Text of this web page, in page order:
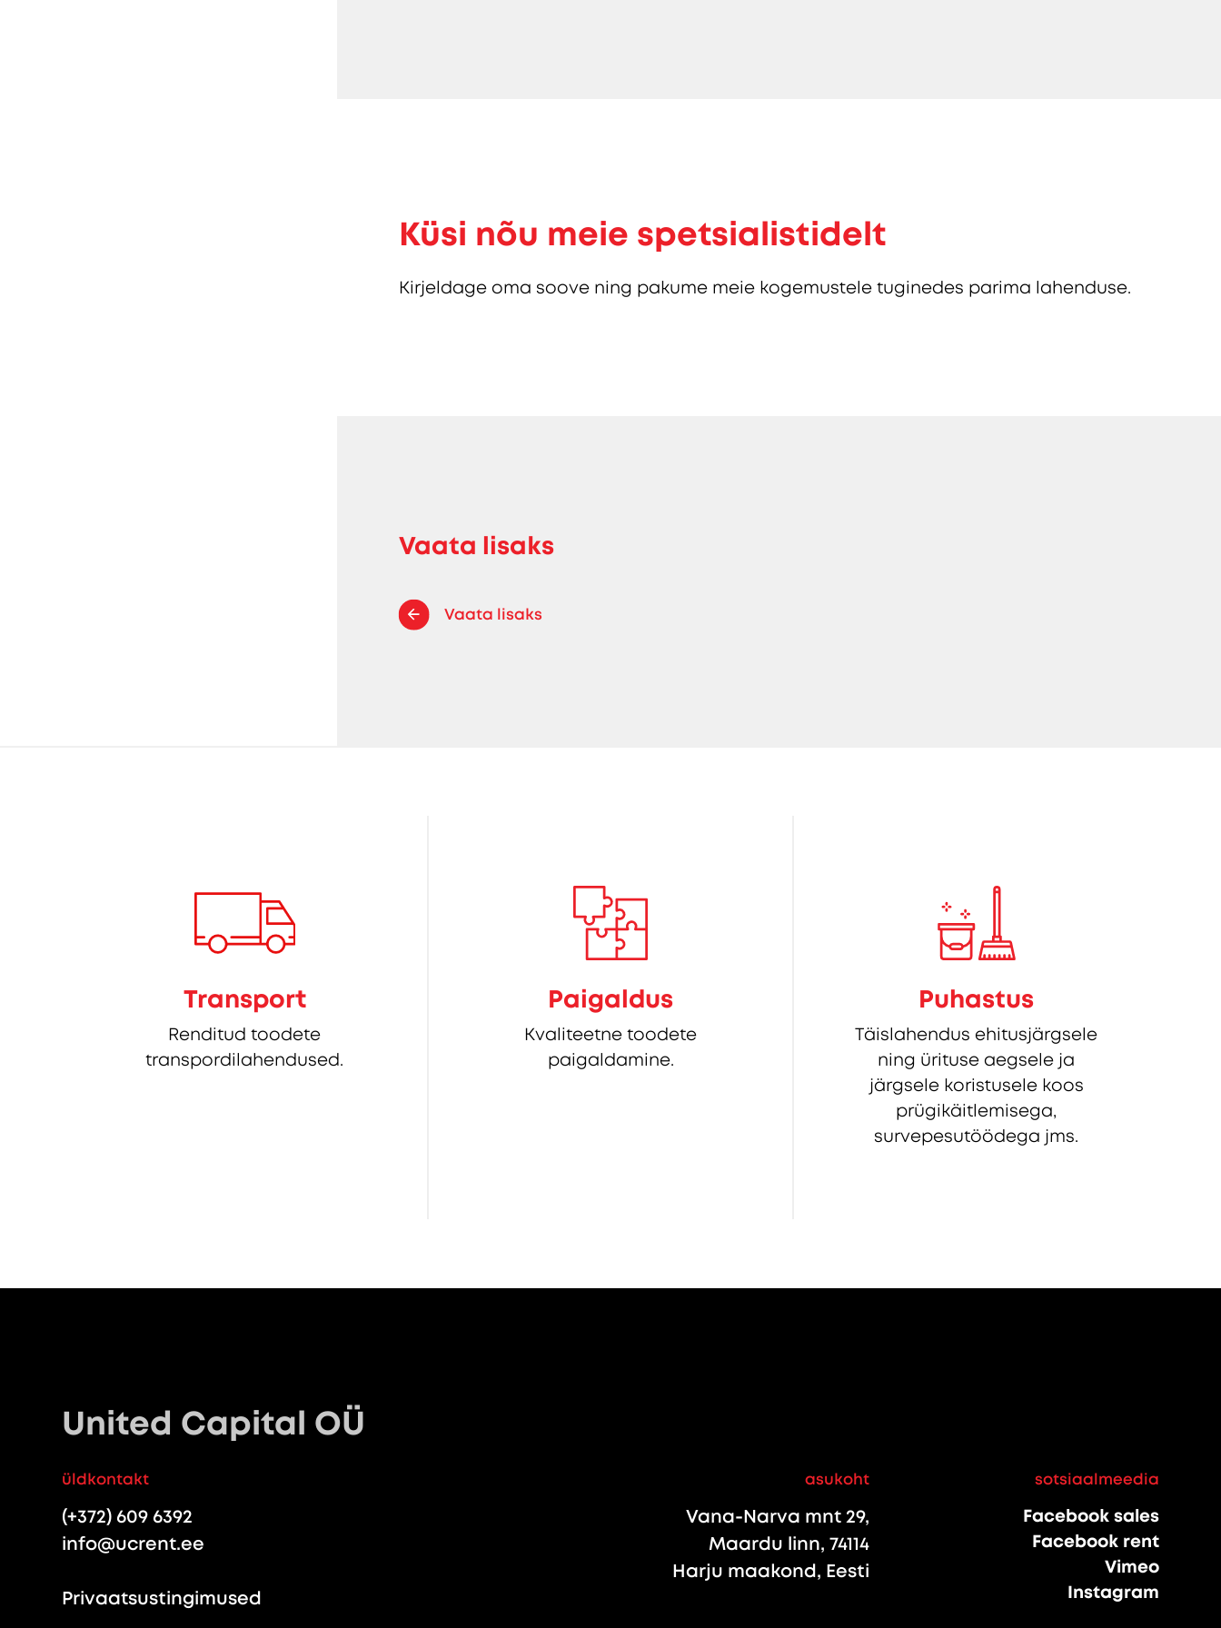
Küsi nõu meie spetsialistidelt
Kirjeldage oma soove ning pakume meie kogemustele tuginedes parima lahenduse.
Vaata lisaks
Vaata lisaks
Transport
Renditud toodete
transpordilahendused.
Paigaldus
Kvaliteetne toodete
paigaldamine.
Puhastus
Täislahendus ehitusjärgsele
ning ürituse aegsele ja
järgsele koristusele koos
prügikäitlemisega,
survepesutöödega jms.
United Capital OÜ
üldkontakt
(+372) 609 6392
info@ucrent.ee
Privaatsustingimused
asukoht
Vana-Narva mnt 29,
Maardu linn, 74114
Harju maakond, Eesti
sotsiaalmeedia
Facebook sales
Facebook rent
Vimeo
Instagram